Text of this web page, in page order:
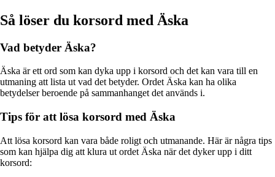
Så löser du korsord med Äska
Vad betyder Äska?
Äska är ett ord som kan dyka upp i korsord och det kan vara till en
utmaning att lista ut vad det betyder. Ordet Äska kan ha olika
betydelser beroende på sammanhanget det används i.
Tips för att lösa korsord med Äska
Att lösa korsord kan vara både roligt och utmanande. Här är några tips
som kan hjälpa dig att klura ut ordet Äska när det dyker upp i ditt
korsord: